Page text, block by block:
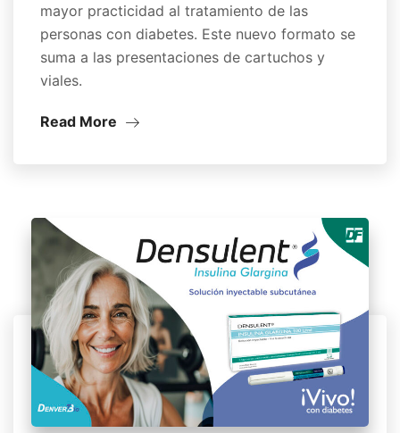
mayor practicidad al tratamiento de las
personas con diabetes. Este nuevo formato se
suma a las presentaciones de cartuchos y
viales.
Read More